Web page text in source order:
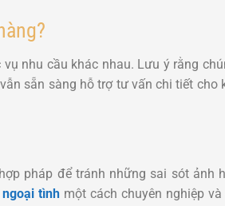
nhu cầu khác nhau. Lưu ý rằng
sẵn sàng hỗ trợ tư vấn chi tiết cho
pháp để tránh những sai sót ảnh
tình một cách chuyên nghiệp